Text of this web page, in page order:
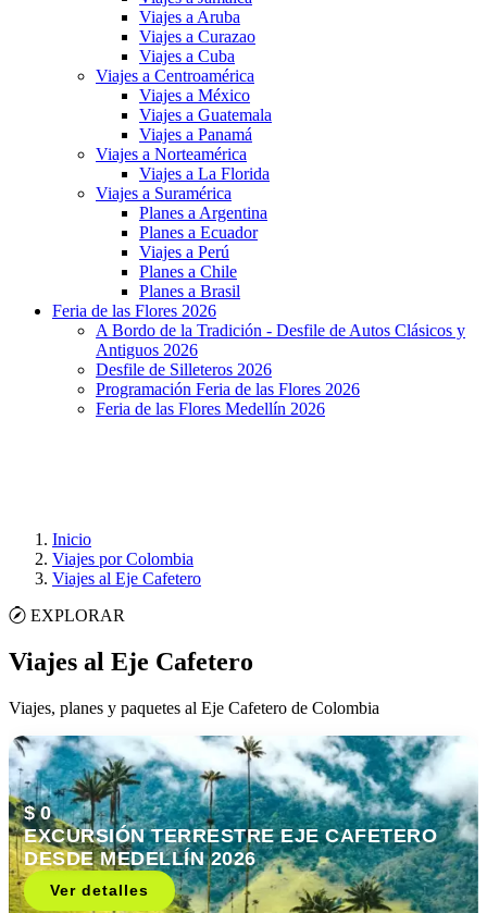
Viajes a Aruba
Viajes a Curazao
Viajes a Cuba
Viajes a Centroamérica
Viajes a México
Viajes a Guatemala
Viajes a Panamá
Viajes a Norteamérica
Viajes a La Florida
Viajes a Suramérica
Planes a Argentina
Planes a Ecuador
Viajes a Perú
Planes a Chile
Planes a Brasil
Feria de las Flores 2026
A Bordo de la Tradición - Desfile de Autos Clásicos y
Antiguos 2026
Desfile de Silleteros 2026
Programación Feria de las Flores 2026
Feria de las Flores Medellín 2026
Inicio
Viajes por Colombia
Viajes al Eje Cafetero
EXPLORAR
Viajes al Eje Cafetero
Viajes, planes y paquetes al Eje Cafetero de Colombia
$ 0
EXCURSIÓN TERRESTRE EJE CAFETERO
DESDE MEDELLÍN 2026
Ver detalles